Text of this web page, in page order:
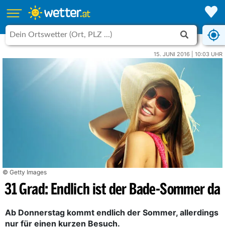
15. JUNI 2016 | 10:03 UHR
© Getty Images
31 Grad: Endlich ist der Bade-Sommer da
Ab Donnerstag kommt endlich der Sommer, allerdings
nur für einen kurzen Besuch.